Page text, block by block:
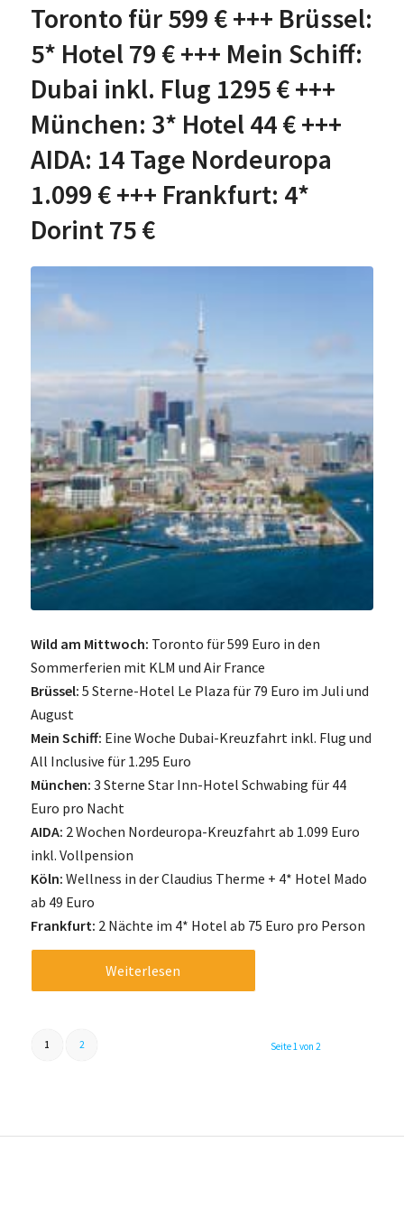
Toronto für 599 € +++ Brüssel:
5* Hotel 79 € +++ Mein Schiff:
Dubai inkl. Flug 1295 € +++
München: 3* Hotel 44 € +++
AIDA: 14 Tage Nordeuropa
1.099 € +++ Frankfurt: 4*
Dorint 75 €
Wild am Mittwoch: Toronto für 599 Euro in den
Sommerferien mit KLM und Air France
Brüssel: 5 Sterne-Hotel Le Plaza für 79 Euro im Juli und
August
Mein Schiff: Eine Woche Dubai-Kreuzfahrt inkl. Flug und
All Inclusive für 1.295 Euro
München: 3 Sterne Star Inn-Hotel Schwabing für 44
Euro pro Nacht
AIDA: 2 Wochen Nordeuropa-Kreuzfahrt ab 1.099 Euro
inkl. Vollpension
Köln: Wellness in der Claudius Therme + 4* Hotel Mado
ab 49 Euro
Frankfurt: 2 Nächte im 4* Hotel ab 75 Euro pro Person
Weiterlesen
Seite 1 von 2
1 2